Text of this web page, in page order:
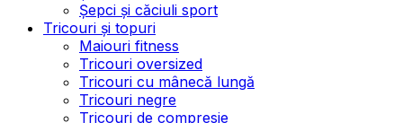
Șepci și căciuli sport
Tricouri și topuri
Maiouri fitness
Tricouri oversized
Tricouri cu mânecă lungă
Tricouri negre
Tricouri de compresie